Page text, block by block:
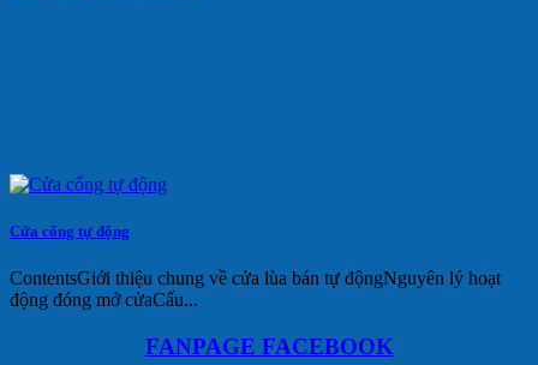
Cửa cổng tự động
ContentsGiới thiệu chung về cửa lùa bán tự độngNguyên lý hoạt
động đóng mở cửaCấu...
FANPAGE FACEBOOK